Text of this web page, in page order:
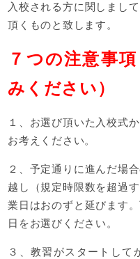
入校される方に関しまし
頂くものと致します。
７つの注意事
みください）
１、お選び頂いた入校式
お考えください。
２、予定通りに進んだ場
越し（規定時限数を超過
業日はおのずと延びます
日をお選びください。
３、教習がスタートして